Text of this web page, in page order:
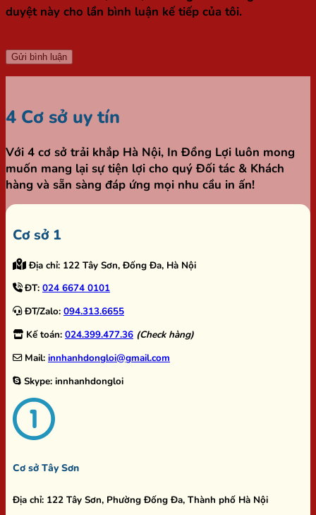
duyệt này cho lần bình luận kế tiếp của tôi.
4 Cơ sở uy tín
Với 4 cơ sở trải khắp Hà Nội, In Đồng Lợi luôn mong
muốn mang lại sự tiện lợi cho quý Đối tác & Khách
hàng và sẵn sàng đáp ứng mọi nhu cầu in ấn!
Cơ sở 1
Địa chỉ: 122 Tây Sơn, Đống Đa, Hà Nội
ĐT: 024 6674 0101
ĐT/Zalo: 094.313.6655
Kế toán: 024.399.477.36 (Check hàng)
Mail: innhanhdongloi@gmail.com
Skype: innhanhdongloi
Cơ sở Tây Sơn
Địa chỉ: 122 Tây Sơn, Phường Đống Đa, Thành phố Hà Nội